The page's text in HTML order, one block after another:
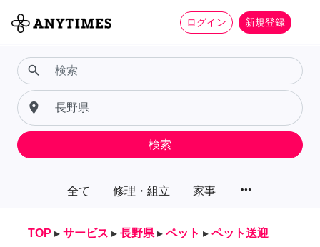
ログイン 新規登録
全て 修理・組立 家事 more_horiz
search
place
検索
TOP ▸ サービス ▸ 長野県 ▸ ペット ▸ ペット送迎